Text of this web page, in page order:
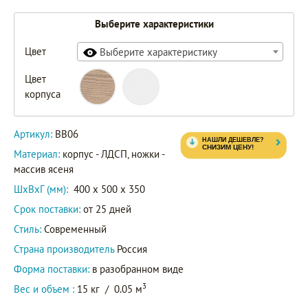
Выберите характеристики
Цвет Выберите характеристику
Цвет
корпуса
Артикул: BB06
Материал: корпус - ЛДСП, ножки -
массив ясеня
ШxВxГ (мм): 400 x 500 x 350
Срок поставки: от 25 дней
Стиль: Современный
Страна производитель Россия
Форма поставки: в разобранном виде
Вес и объем : 15 кг / 0.05 м3